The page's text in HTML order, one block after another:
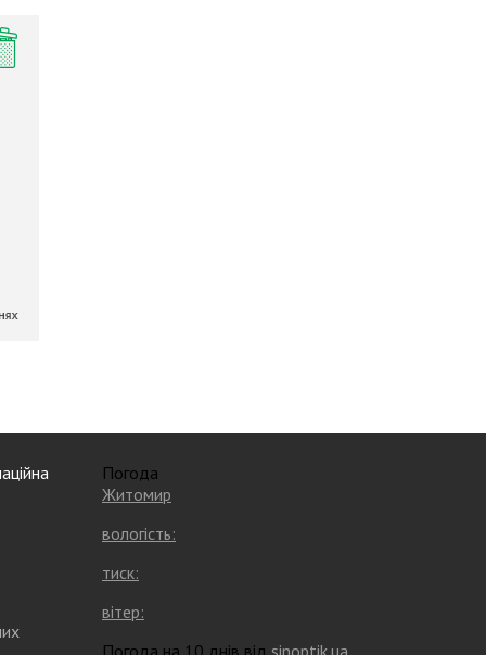
Погода
Житомир
вологість:
тиск:
вітер:
Погода на 10 днів від sinoptik.ua